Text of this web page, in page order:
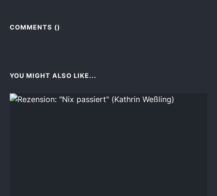
COMMENTS ()
YOU MIGHT ALSO LIKE...